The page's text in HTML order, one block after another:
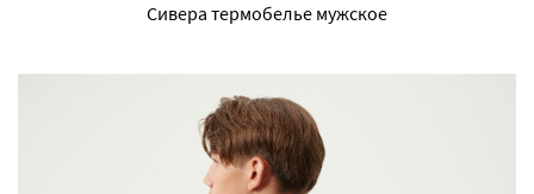
Сивера термобелье мужское